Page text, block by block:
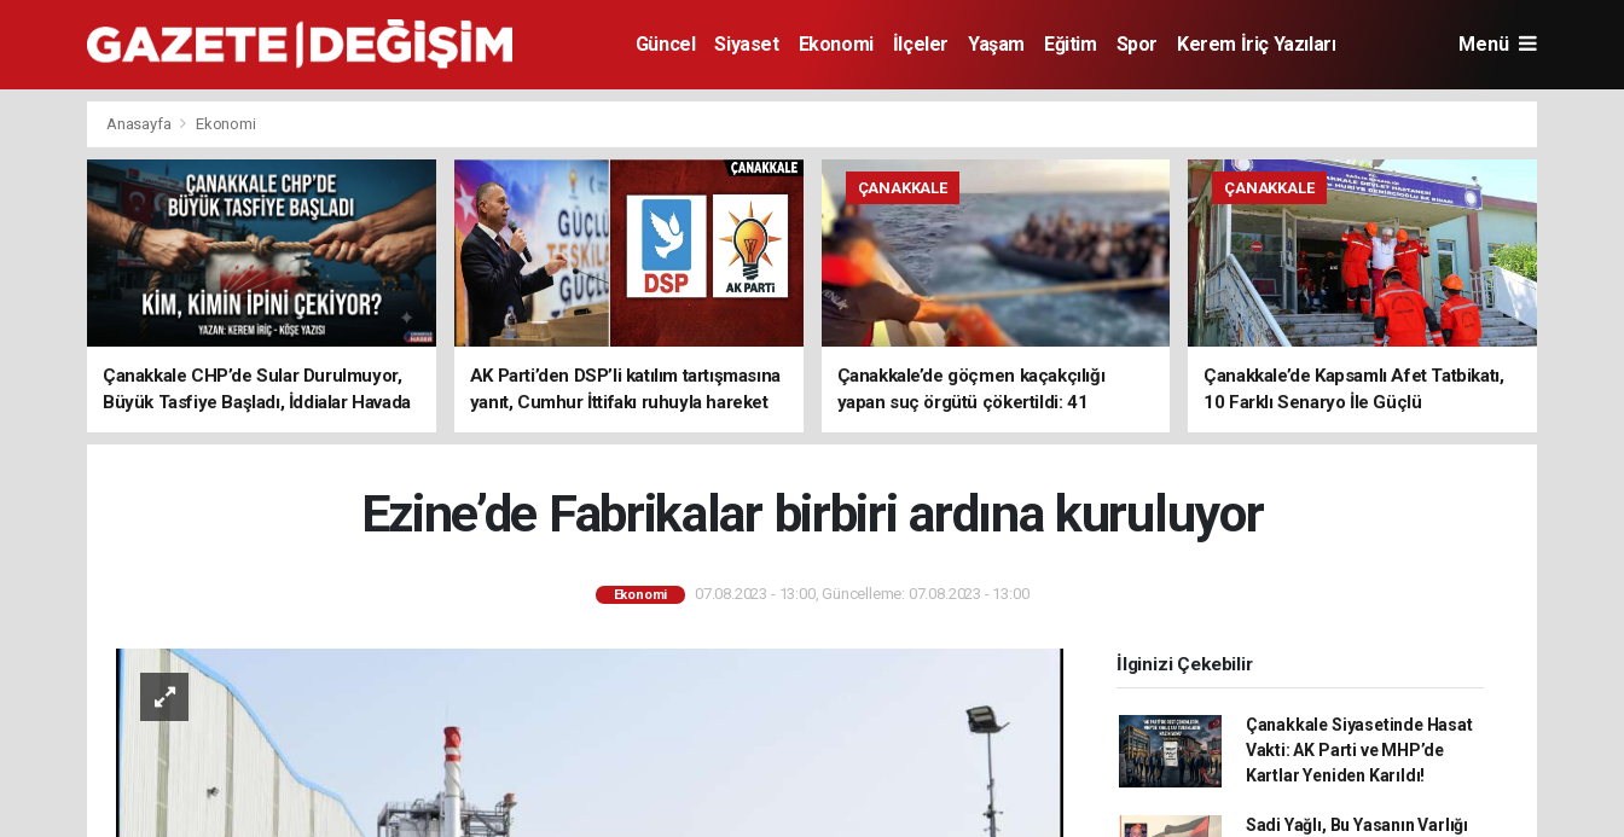
Güncel Siyaset Ekonomi İlçeler Yaşam Eğitim Spor Kerem İriç Yazıları Menü
Anasayfa Ekonomi
Çanakkale CHP’de Sular Durulmuyor,
Büyük Tasfiye Başladı, İddialar Havada
Uçuşuyor
AK Parti’den DSP’li katılım tartışmasına
yanıt, Cumhur İttifakı ruhuyla hareket
ediyoruz
ÇANAKKALE
Çanakkale’de göçmen kaçakçılığı
yapan suç örgütü çökertildi: 41
tutuklama
ÇANAKKALE
Çanakkale’de Kapsamlı Afet Tatbikatı,
10 Farklı Senaryo İle Güçlü
Koordinasyon
Ezine’de Fabrikalar birbiri ardına kuruluyor
Ekonomi 07.08.2023 - 13:00, Güncelleme: 07.08.2023 - 13:00
İlginizi Çekebilir
Çanakkale Siyasetinde Hasat
Vakti: AK Parti ve MHP’de
Kartlar Yeniden Karıldı!
Sadi Yağlı, Bu Yasanın Varlığı